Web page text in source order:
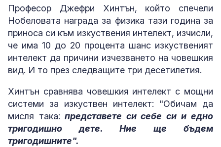
Професор Джефри Хинтън, който спечели
Нобеловата награда за физика тази година за
приноса си към изкуствения интелект, изчисли,
че има 10 до 20 процента шанс изкуственият
интелект да причини изчезването на човешкия
вид. И то през следващите три десетилетия.
Хинтън сравнява човешкия интелект с мощни
системи за изкуствен интелект: "Обичам да
мисля така: представете си себе си и едно
тригодишно дете. Ние ще бъдем
тригодишните".